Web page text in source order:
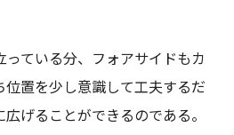
っている分、フォアサイドもカ
位置を少し意識して工夫するだ
げることができるのである。